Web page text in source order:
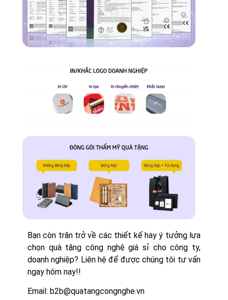
Bạn còn trăn trở về các thiết kế hay ý tưởng lựa
chọn quà tặng công nghệ giá sỉ cho công ty,
doanh nghiệp? Liên hệ để được chúng tôi tư vấn
ngay hôm nay!!
Email: b2b@quatangcongnghe.vn